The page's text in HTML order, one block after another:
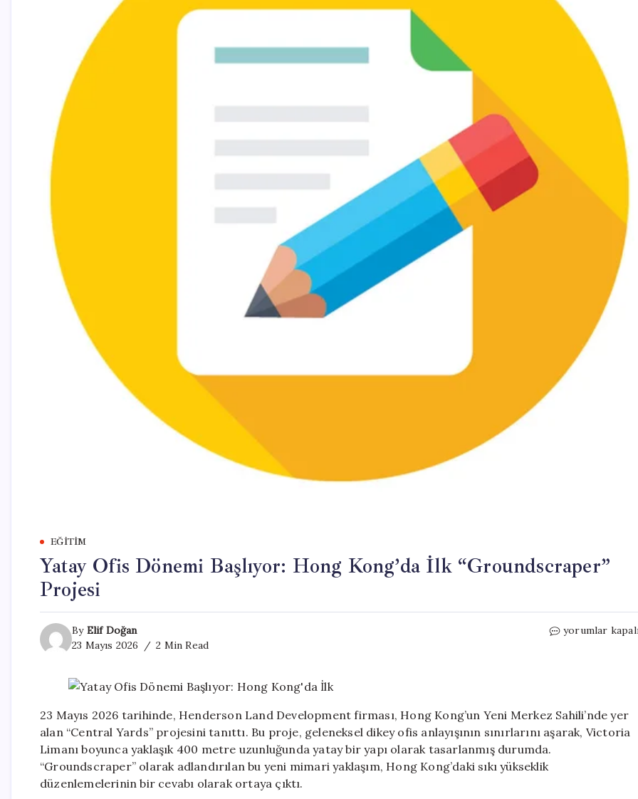
EĞITIM
Yatay Ofis Dönemi Başlıyor: Hong Kong’da İlk “Groundscraper”
Projesi
By Elif Doğan
23 Mayıs 2026
2 Min Read
Yatay
İlk
yorumlar
23 Mayıs 2026 tarihinde, Henderson Land Development firması, Hong Kong’un Yeni Merkez Sahili’nde yer
alan “Central Yards” projesini tanıttı. Bu proje, geleneksel dikey ofis anlayışının sınırlarını aşarak, Victoria
Limanı boyunca yaklaşık 400 metre uzunluğunda yatay bir yapı olarak tasarlanmış durumda.
“Groundscraper” olarak adlandırılan bu yeni mimari yaklaşım, Hong Kong’daki sıkı yükseklik
düzenlemelerinin bir cevabı olarak ortaya çıktı.